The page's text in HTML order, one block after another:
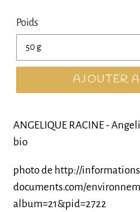
Poids
AJOUTER
ANGELIQUE RACINE -
bio
photo de http://
documents.com/
album=21&pid=2722